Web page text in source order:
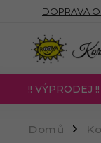
DOPRAVA
!! VÝPRODEJ !!
Domů /